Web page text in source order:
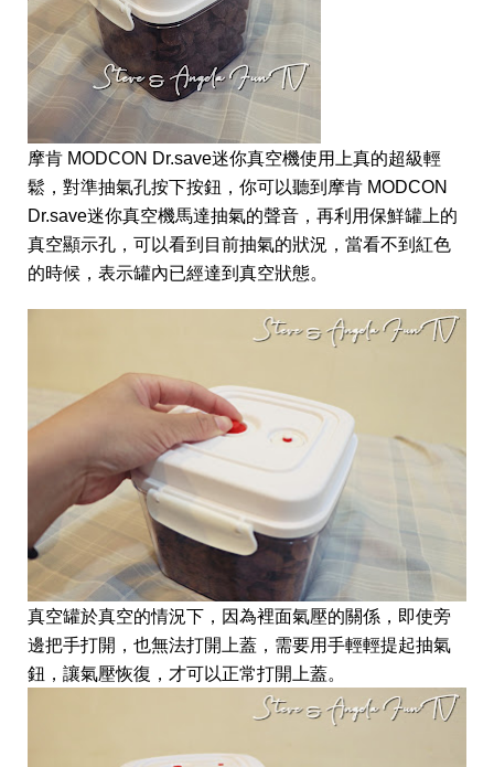
摩肯 MODCON Dr.save迷你真空機使用上真的超級輕
鬆，對準抽氣孔按下按鈕，你可以聽到摩肯 MODCON
Dr.save迷你真空機馬達抽氣的聲音，再利用保鮮罐上的
真空顯示孔，可以看到目前抽氣的狀況，當看不到紅色
的時候，表示罐內已經達到真空狀態。
真空罐於真空的情況下，因為裡面氣壓的關係，即使旁
邊把手打開，也無法打開上蓋，需要用手輕輕提起抽氣
鈕，讓氣壓恢復，才可以正常打開上蓋。